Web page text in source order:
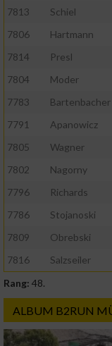
7813
Schiel
7806
Hartmann
7814
Presl
7804
Moder
7783
Bartenbacher
7791
Apanowicz
7805
Wagner
7802
Nagorny
7796
Richards
7786
Stojanoski
7809
Obrebski
7816
Salzseiler
Rang: 48.
ALBUM B2RUN